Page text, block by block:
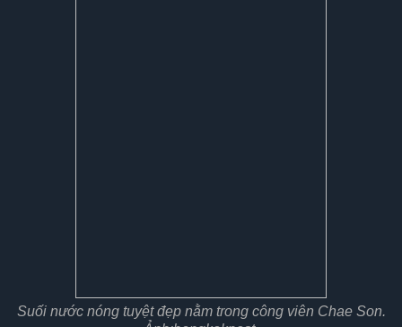
Suối nước nóng tuyệt đẹp nằm trong công viên Chae Son.